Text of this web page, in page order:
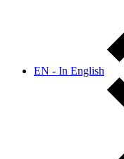
EN - In English